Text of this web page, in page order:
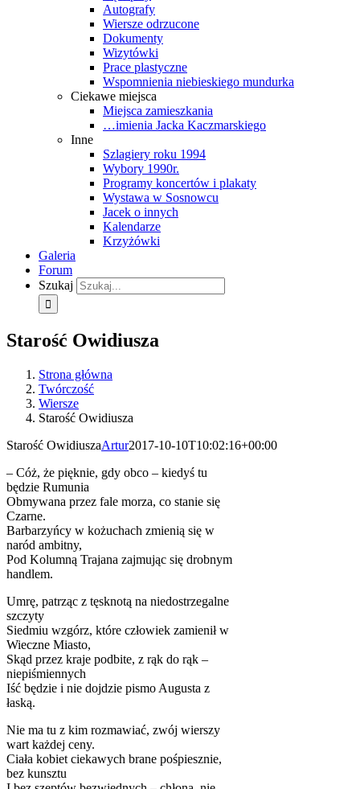
Autografy
Wiersze odrzucone
Dokumenty
Wizytówki
Prace plastyczne
Wspomnienia niebieskiego mundurka
Ciekawe miejsca
Miejsca zamieszkania
…imienia Jacka Kaczmarskiego
Inne
Szlagiery roku 1994
Wybory 1990r.
Programy koncertów i plakaty
Wystawa w Sosnowcu
Jacek o innych
Kalendarze
Krzyżówki
Galeria
Forum
Szukaj
Starość Owidiusza
Strona główna
Twórczość
Wiersze
Starość Owidiusza
Starość OwidiuszaArtur2017-10-10T10:02:16+00:00
– Cóż, że pięknie, gdy obco – kiedyś tu
będzie Rumunia
Obmywana przez fale morza, co stanie się
Czarne.
Barbarzyńcy w kożuchach zmienią się w
naród ambitny,
Pod Kolumną Trajana zajmując się drobnym
handlem.
Umrę, patrząc z tęsknotą na niedostrzegalne
szczyty
Siedmiu wzgórz, które człowiek zamienił w
Wieczne Miasto,
Skąd przez kraje podbite, z rąk do rąk –
niepiśmiennych
Iść będzie i nie dojdzie pismo Augusta z
łaską.
Nie ma tu z kim rozmawiać, zwój wierszy
wart każdej ceny.
Ciała kobiet ciekawych brane pośpiesznie,
bez kunsztu